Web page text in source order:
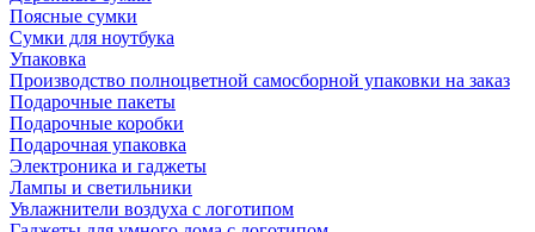
Поясные сумки
Сумки для ноутбука
Упаковка
Производство полноцветной самосборной упаковки на заказ
Подарочные пакеты
Подарочные коробки
Подарочная упаковка
Электроника и гаджеты
Лампы и светильники
Увлажнители воздуха с логотипом